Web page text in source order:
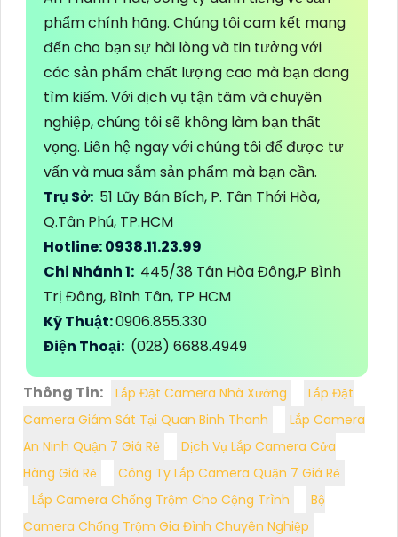
phẩm chính hãng. Chúng tôi cam kết mang
đến cho bạn sự hài lòng và tin tưởng với
các sản phẩm chất lượng cao mà bạn đang
tìm kiếm. Với dịch vụ tận tâm và chuyên
nghiệp, chúng tôi sẽ không làm bạn thất
vọng. Liên hệ ngay với chúng tôi để được tư
vấn và mua sắm sản phẩm mà bạn cần.
Trụ Sở: 51 Lũy Bán Bích, P. Tân Thới Hòa,
Q.Tân Phú, TP.HCM
Hotline: 0938.11.23.99
Chi Nhánh 1: 445/38 Tân Hòa Đông,P Bình
Trị Đông, Bình Tân, TP HCM
Kỹ Thuật:0906.855.330
Điện Thoại: (028) 6688.4949
Thông Tin: Lắp Đặt Camera Nhà Xưởng
Lắp Đặt
Camera Giám Sát Tại Quan Binh Thanh
Lắp Camera
An Ninh Quận 7 Giá Rẻ
Dịch Vụ Lắp Camera Cửa
Hàng Giá Rẻ
Công Ty Lắp Camera Quận 7 Giá Rẻ
Lắp Camera Chống Trộm Cho Cộng Trình
Bộ
Camera Chống Trộm Gia Đình Chuyên Nghiệp